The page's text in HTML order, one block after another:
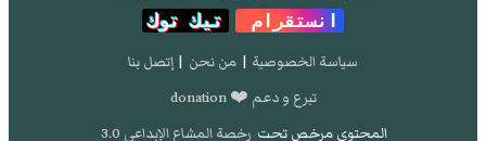
انستقرام
تيك توك
سياسة الخصوصية | من نحن | إتصل بنا
تبرع و دعم ❤️ donation
المحتوى مرخص تحت رخصة المشاع الإبداعي 3.0